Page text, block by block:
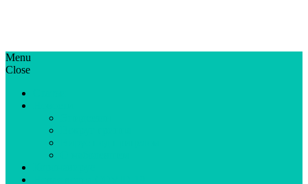
ГрипЮА: симптоми і лікування | Все про грип в Україні
Все про грип в Україні та Києві, профілактика грипу.
Menu
Close